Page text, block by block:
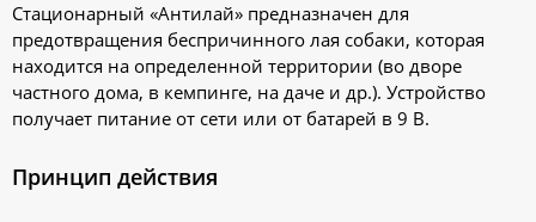
Стационарный «Антилай» предназначен для
предотвращения беспричинного лая собаки, которая
находится на определенной территории (во дворе
частного дома, в кемпинге, на даче и др.). Устройство
получает питание от сети или от батарей в 9 В.
Принцип действия